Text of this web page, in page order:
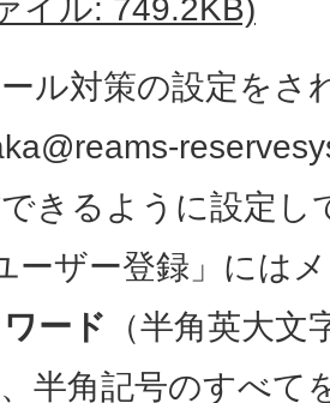
イル: 749.2KB)
ル対策の設定をさ
きるように設定し
ーザー登録」には
ード
（半角英大
半角記号のすべて